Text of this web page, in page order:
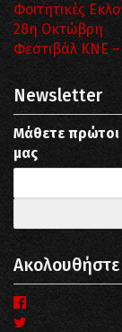
Φοιτητικές
28η Οκτώβρη
Φεστιβάλ ΚΝΕ
Newsletter
Μάθετε
μας